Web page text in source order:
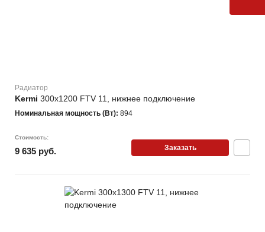
Радиатор
Kermi 300х1200 FTV 11, нижнее подключение
Номинальная мощность (Вт): 894
Стоимость:
9 635 руб. Заказать